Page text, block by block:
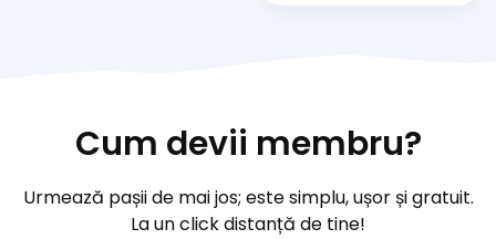
Cum devii membru?
Urmează pașii de mai jos; este simplu, ușor și gratuit.
La un click distanță de tine!